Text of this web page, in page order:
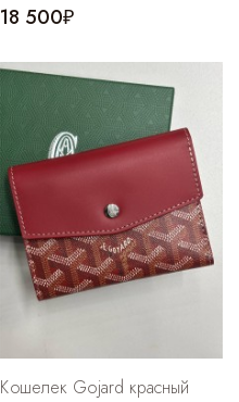
18 500₽
Кошелек Gojard красный